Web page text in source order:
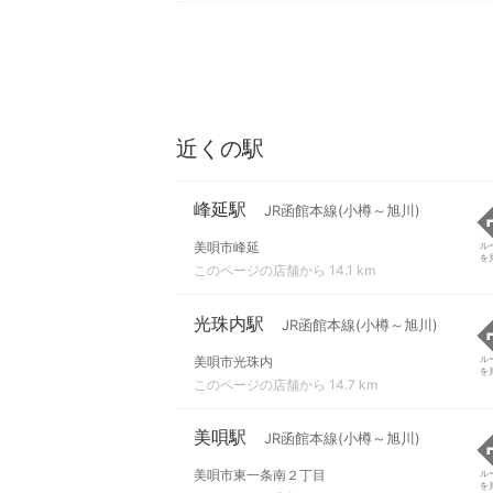
近くの駅
峰延駅 JR函館本線(小樽～旭川)
美唄市峰延
このページの店舗から 14.1 km
ル
を
光珠内駅 JR函館本線(小樽～旭川)
美唄市光珠内
このページの店舗から 14.7 km
ル
を
美唄駅 JR函館本線(小樽～旭川)
美唄市東一条南２丁目
ル
を